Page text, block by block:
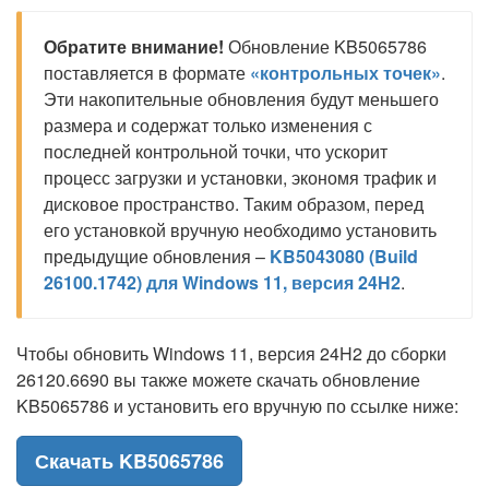
Обратите внимание! Обновление KB5065786
поставляется в формате «контрольных точек».
Эти накопительные обновления будут меньшего
размера и содержат только изменения с
последней контрольной точки, что ускорит
процесс загрузки и установки, экономя трафик и
дисковое пространство. Таким образом, перед
его установкой вручную необходимо установить
предыдущие обновления – KB5043080 (Build
26100.1742) для Windows 11, версия 24H2.
Чтобы обновить Windows 11, версия 24H2 до сборки
26120.6690 вы также можете скачать обновление
KB5065786 и установить его вручную по ссылке ниже:
Скачать KB5065786